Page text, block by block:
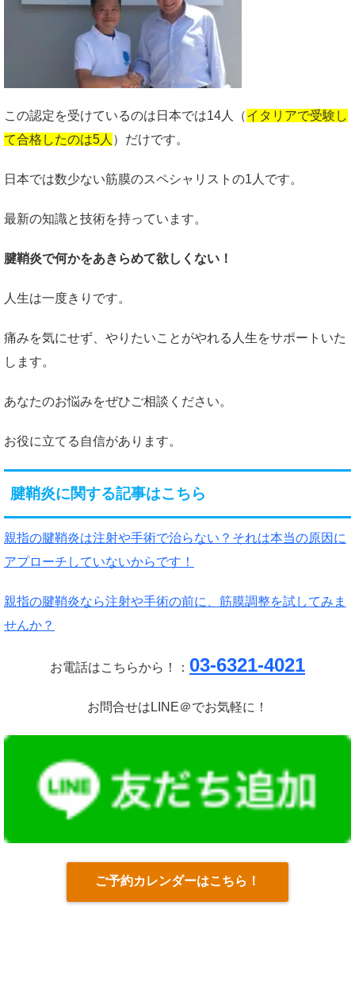
この認定を受けているのは日本では14人（イタリアで受験し
て合格したのは5人 ）だけです。
日本では数少ない筋膜のスペシャリストの1人です。
最新の知識と技術を持っています。
腱鞘炎で何かをあきらめて欲しくない！
人生は一度きりです。
痛みを気にせず、やりたいことがやれる人生をサポートいた
します。
あなたのお悩みをぜひご相談ください。
お役に立てる自信があります。
腱鞘炎に関する記事はこちら
親指の腱鞘炎は注射や手術で治らない？それは本当の原因に
アプローチしていないからです！
親指の腱鞘炎なら注射や手術の前に、筋膜調整を試してみま
せんか？
お電話はこちらから！： 03-6321-4021
お問合せはLINE＠でお気軽に！
ご予約カレンダーはこちら！